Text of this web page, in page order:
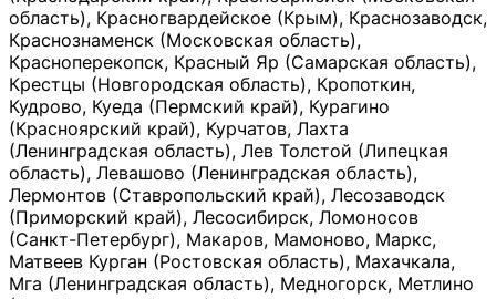
область), Красногвардейское (Крым), Краснозаводск,
Краснознаменск (Московская область),
Красноперекопск, Красный Яр (Самарская область),
Крестцы (Новгородская область), Кропоткин,
Кудрово, Куеда (Пермский край), Курагино
(Красноярский край), Курчатов, Лахта
(Ленинградская область), Лев Толстой (Липецкая
область), Левашово (Ленинградская область),
Лермонтов (Ставропольский край), Лесозаводск
(Приморский край), Лесосибирск, Ломоносов
(Санкт-Петербург), Макаров, Мамоново, Маркс,
Матвеев Курган (Ростовская область), Махачкала,
Мга (Ленинградская область), Медногорск, Метлино